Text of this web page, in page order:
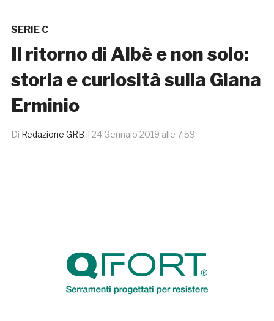
SERIE C
Il ritorno di Albè e non solo:
storia e curiosità sulla Giana
Erminio
Di Redazione GRB il 24 Gennaio 2019 alle 7:59